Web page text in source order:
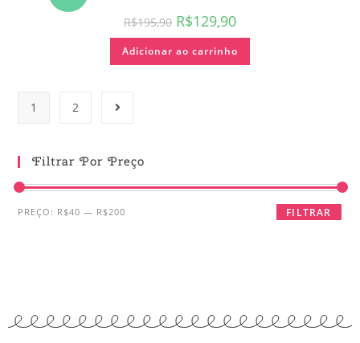
R$195,90 R$129,90
Adicionar ao carrinho
1 2
Filtrar Por Preço
FILTRAR
PREÇO: R$40 — R$200